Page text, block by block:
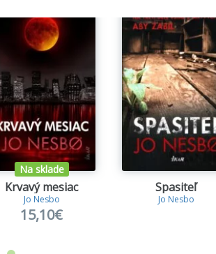
Na sklade
Krvavý mesiac
Jo Nesbo
15,10€
Spasiteľ
Jo Nesbo